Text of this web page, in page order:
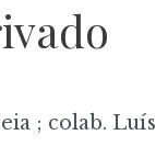
; colab. Luís